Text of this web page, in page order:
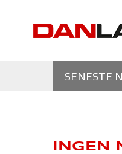
SENESTE
INGEN